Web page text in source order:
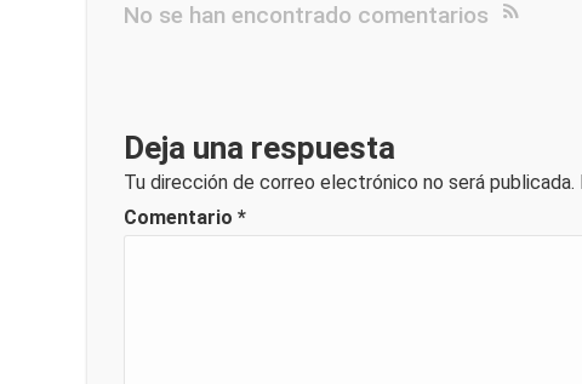
No se han encontrado comentarios
Deja una respuesta
Tu dirección de correo electrónico no será publicada.
Comentario *